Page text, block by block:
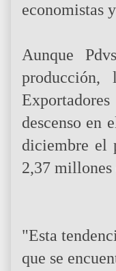
economistas
Aunque
descenso en
diciembre el
2,37 millones
"Esta
que se